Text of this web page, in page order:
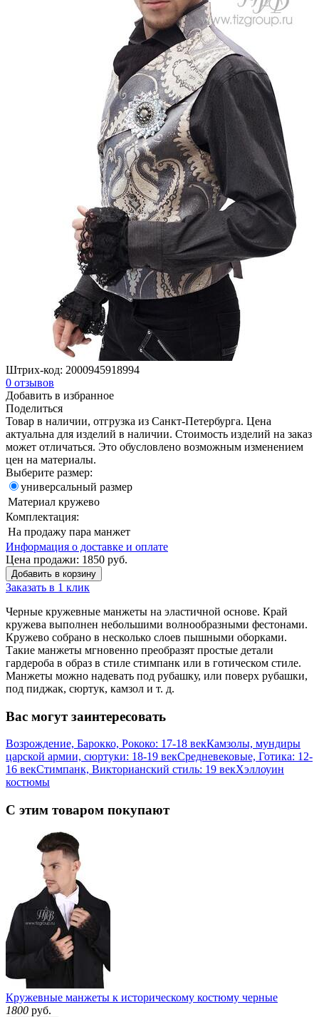
Штрих-код: 2000945918994
0 отзывов
Добавить в избранное
Поделиться
Товар в наличии, отгрузка из Санкт-Петербурга. Цена
актуальна для изделий в наличии. Стоимость изделий на заказ
может отличаться. Это обусловлено возможным изменением
цен на материалы.
Выберите размер:
универсальный размер
Материал кружево
Комплектация:
На продажу пара манжет
Информация о доставке и оплате
Цена продажи: 1850 руб.
Добавить в корзину
Заказать в 1 клик
Черные кружевные манжеты на эластичной основе. Край
кружева выполнен небольшими волнообразными фестонами.
Кружево собрано в несколько слоев пышными оборками.
Такие манжеты мгновенно преобразят простые детали
гардероба в образ в стиле стимпанк или в готическом стиле.
Манжеты можно надевать под рубашку, или поверх рубашки,
под пиджак, сюртук, камзол и т. д.
Вас могут заинтересовать
Возрождение, Барокко, Рококо: 17-18 векКамзолы, мундиры
царской армии, сюртуки: 18-19 векСредневековые, Готика: 12-
16 векСтимпанк, Викторианский стиль: 19 векХэллоуин
костюмы
С этим товаром покупают
Кружевные манжеты к историческому костюму черные
1800 руб.